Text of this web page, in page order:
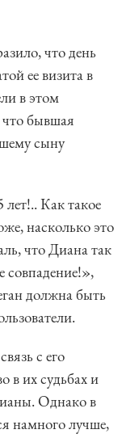
что день
ее визита в
в этом
бывшая
сыну
Как такое
насколько это
что Диана так
совпадение!»,
должна быть
с его
в их судьбах и
Однако в
намного лучше,